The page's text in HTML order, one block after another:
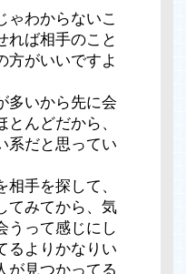
ゃわからないこ
れば相手のこと
方がいいですよ
多いから先に会
んどだから、
系だと思ってい
手を探して、
てみてから、気
うって感じにし
るよりかなりい
が見つかってる